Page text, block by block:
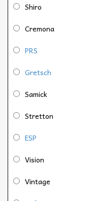
Shiro
Cremona
PRS
Gretsch
Samick
Stretton
ESP
Vision
Vintage